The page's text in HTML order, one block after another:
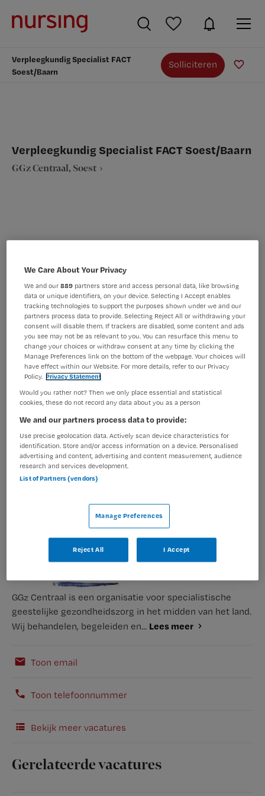
Verpleegkundig Specialist FACT
Soest/Baarn
Solliciteren
Verpleegkundig Specialist FACT Soest/Baarn
GGz Centraal, Soest
Zelfstandige kliniek Vaste aanstelling
PLAATSINGSDATUM
19 juli 2025
NIVEAU
WO
ERVARING
Senior
DIENSTVERBAND
Fulltime
Vacature niet beschikbaar
Deze vacature Verpleegkundig Specialist FACT
Soest/Baarn bij GGz Centraal is niet meer actueel.
Hieronder staan enkele vergelijkbare vacatures die voor
u wellicht interessant zijn.
GGz Centraal is een organisatie voor specialistische
geestelijke gezondheidszorg in het midden van het land.
Wij behandelen, begeleiden en... Lees meer
Toon email
Toon telefoonnummer
Bekijk meer vacatures
Gerelateerde vacatures
We Care About Your Privacy
We and our889 partners store and access personal data, like browsing
data or unique identifiers, on your device. Selecting I Accept enables
tracking technologies to support the purposes shown under we and our
partners process data to provide. Selecting Reject All or withdrawing your
consent will disable them. If trackers are disabled, some content and ads
you see may not be as relevant to you. You can resurface this menu to
change your choices or withdraw consent at any time by clicking the
Manage Preferences link on the bottom of the webpage. Your choices will
have effect within our Website. For more details, refer to our Privacy
Policy. Privacy Statement
Would you rather not? Then we only place essential and statistical
cookies, these do not record any data about you as a person
We and our partners process data to provide:
Use precise geolocation data. Actively scan device characteristics for
identification. Store and/or access information on a device. Personalised
advertising and content, advertising and content measurement, audience
research and services development.
List of Partners (vendors)
Manage Preferences
Reject All I Accept